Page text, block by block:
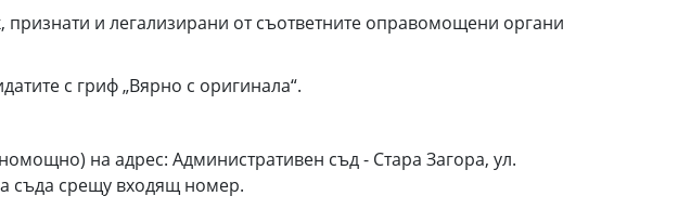
и легализирани от съответните оправомощени органи
с гриф „Вярно с оригинала“.
на адрес: Административен съд - Стара Загора, ул.
съда срещу входящ номер.